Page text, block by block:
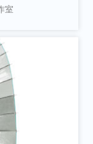
室